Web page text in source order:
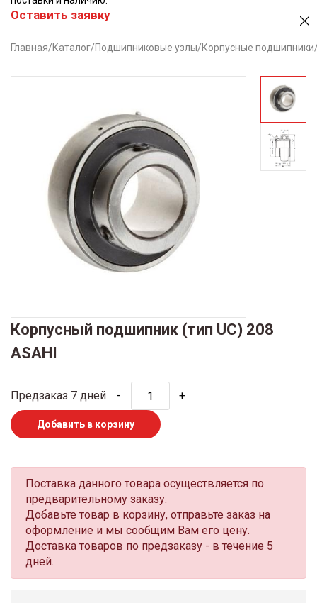
Оставить заявку
Главная/Каталог/Подшипниковые узлы/Корпусные подшипники
Корпусный подшипник (тип UC) 208
ASAHI
Предзаказ 7 дней - +
Добавить в корзину
Поставка данного товара осуществляется по
предварительному заказу.
Добавьте товар в корзину, отправьте заказ на
оформление и мы сообщим Вам его цену.
Доставка товаров по предзаказу - в течение 5
дней.